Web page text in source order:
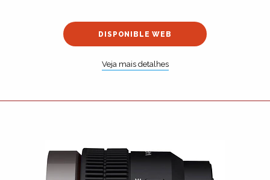
DISPONIBLE WEB
Veja mais detalhes